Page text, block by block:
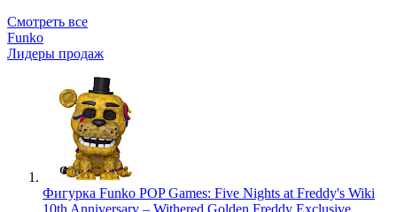
Смотреть все
Funko
Лидеры продаж
Фигурка Funko POP Games: Five Nights at Freddy's Wiki
10th Anniversary – Withered Golden Freddy Exclusive